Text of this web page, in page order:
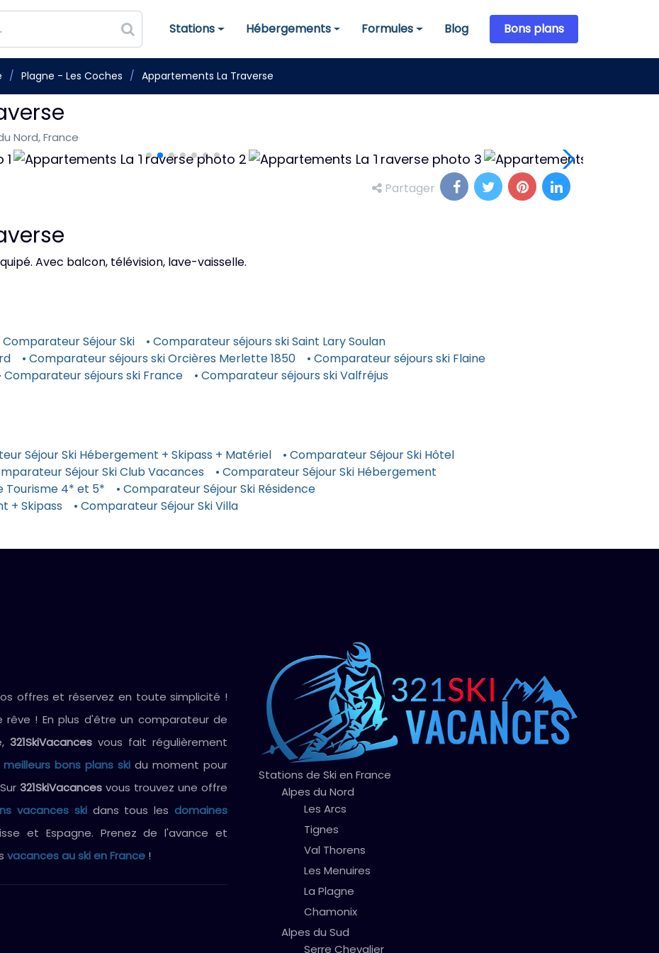
Stations
Stations de skiHébergements
Hébergements Formules
Formules Blog Bons plans
Plagne - Les Coches Appartements La Traverse
Nord, France
Partager
Avec balcon, télévision, lave-vaisselle.
Comparateur Séjour Ski
• Comparateur séjours ski Saint Lary Soulan
• Comparateur séjours ski Orcières Merlette 1850
• Comparateur séjours ski Flaine
Comparateur séjours ski France
• Comparateur séjours ski Valfréjus
Séjour Ski Hébergement + Skipass + Matériel
• Comparateur Séjour Ski Hôtel
Séjour Ski Club Vacances
• Comparateur Séjour Ski Hébergement
Tourisme 4* et 5*
• Comparateur Séjour Ski Résidence
+ Skipass
• Comparateur Séjour Ski Villa
offres et réservez en toute simplicité !
rêve ! En plus d'être un comparateur de
321SkiVacancesvous fait régulièrement
meilleurs bons plans skidu moment pour
321SkiVacancesvous trouvez une offre
vacances skidans tous lesdomaines
et Espagne. Prenez de l'avance et
vacances au ski en France !
Stations de Ski en France
Alpes du Nord
Les Arcs
Tignes
Val Thorens
Les Menuires
La Plagne
Chamonix
Alpes du Sud
Serre Chevalier